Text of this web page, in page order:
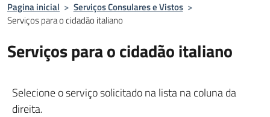
Pagina inicial > Serviços Consulares e Vistos >
Serviços para o cidadão italiano
Serviços para o cidadão italiano
Selecione o serviço solicitado na lista na coluna da
direita.